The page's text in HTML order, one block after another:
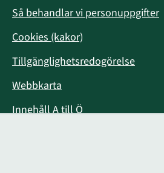
Så behandlar vi personuppgifter
Cookies (kakor)
Tillgänglighetsredogörelse
Webbkarta
Innehåll A till Ö